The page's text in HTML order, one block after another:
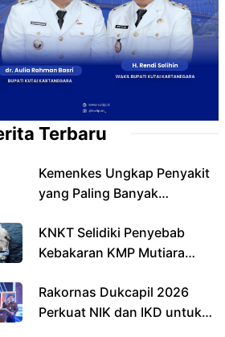
Terbaru
Kemenkes Ungkap Penyakit
yang Paling Banyak
Indonesia
KNKT Selidiki Penyebab
Kebakaran KMP Mutiara
Resmi Berakhir
Rakornas Dukcapil 2026
Perkuat NIK dan IKD untuk